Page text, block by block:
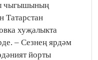
чыгышының
Татарстан
хуҗалыкта
– Сезнең ярдәм
йорты